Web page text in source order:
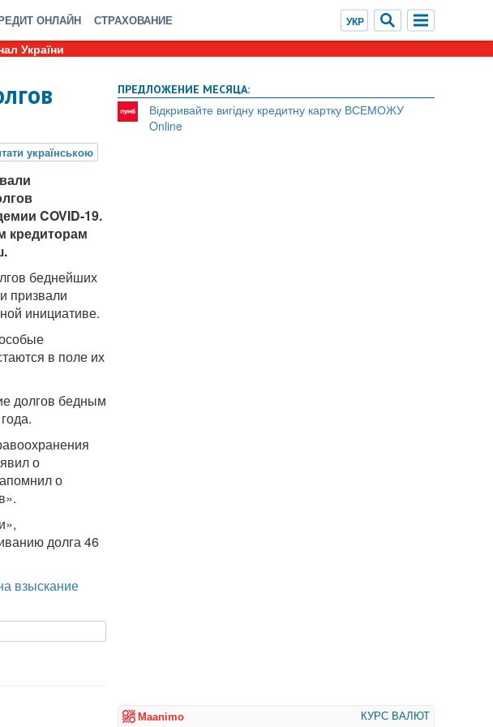
ОНЛАЙН СТРАХОВАНИЕ
України
COVID-19.
кредиторам
беднейших
призвали
инициативе.
в поле их
долгов бедным
о
о
долга 46
взыскание
ПРЕДЛОЖЕНИЕ МЕСЯЦА:
Відкривайте вигідну кредитну картку ВСЕМОЖУ
Online